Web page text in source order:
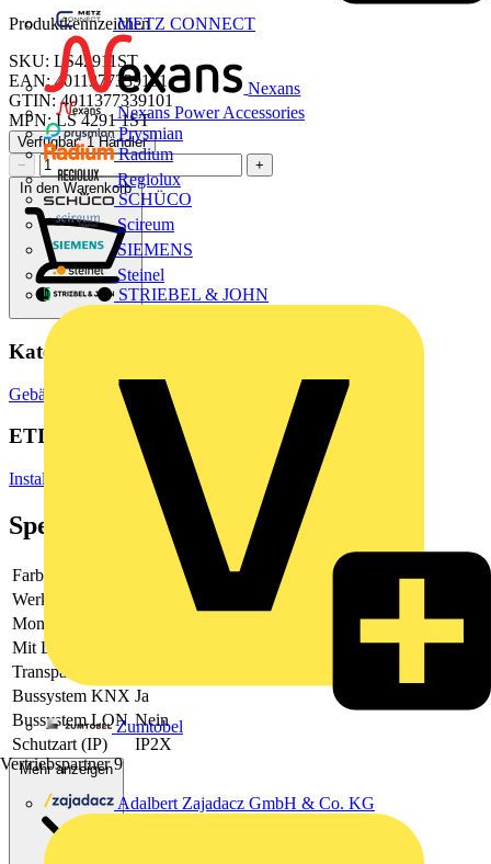
METZ CONNECT
Nexans
Nexans Power Accessories
Prysmian
Radium
Regiolux
SCHÜCO
Scireum
SIEMENS
Steinel
STRIEBEL & JOHN
Zumtobel
Vertriebspartner 9
Adalbert Zajadacz GmbH & Co. KG
Produktkennzeichen
SKU: LS42911ST
EAN: 4011377339101
GTIN: 4011377339101
MPN: LS 4291 1ST
Verfügbar: 1 Händler
−
+
In den Warenkorb
Kategorien
Gebäudeleittechnik & Automation Sensoren
ETIM Group
Installationsbussysteme
Spezifikationen
Farbe
Werkstoff
Kunststoff
Montageart
Mit Display
Transparent
Bussystem KNX Ja
Bussystem LON Nein
Schutzart (IP)
IP2X
Mehr anzeigen